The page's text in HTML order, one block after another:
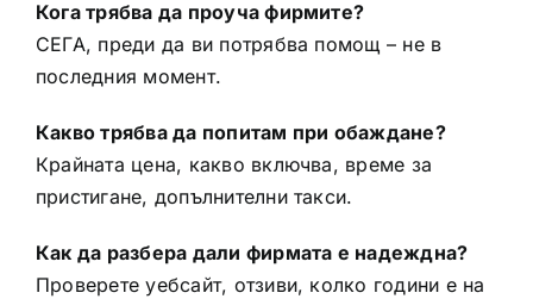
Кога трябва да проуча фирмите?
СЕГА, преди да ви потрябва помощ – не в
последния момент.
Какво трябва да попитам при обаждане?
Крайната цена, какво включва, време за
пристигане, допълнителни такси.
Как да разбера дали фирмата е надеждна?
Проверете уебсайт, отзиви, колко години е на